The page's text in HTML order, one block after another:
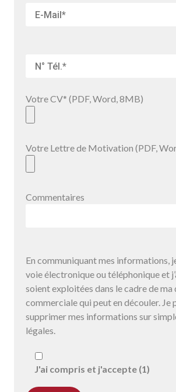
Votre CV* (PDF, Word, 8MB)
Votre Lettre de Motivation (PDF,
Commentaires
En communiquant mes informations,
voie électronique ou téléphonique et
soient exploitées dans le cadre de
commerciale qui peut en découler.
supprimer mes informations sur
légales.
J'ai compris et j'accepte (1)